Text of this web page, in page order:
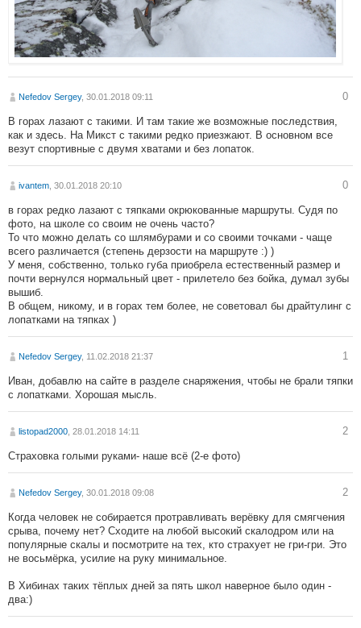
Nefedov Sergey, 30.01.2018 09:11 0
В горах лазают с такими. И там такие же возможные последствия,
как и здесь. На Микст с такими редко приезжают. В основном все
везут спортивные с двумя хватами и без лопаток.
ivantem , 30.01.2018 20:10 0
в горах редко лазают с тяпками окрюкованные маршруты. Судя по
фото, на школе со своим не очень часто?
То что можно делать со шлямбурами и со своими точками - чаще
всего различается (степень дерзости на маршруте :) )
У меня, собственно, только губа приобрела естественный размер и
почти вернулся нормальный цвет - прилетело без бойка, думал зубы
вышиб.
В общем, никому, и в горах тем более, не советовал бы драйтулинг с
лопатками на тяпках )
Nefedov Sergey, 11.02.2018 21:37 1
Иван, добавлю на сайте в разделе снаряжения, чтобы не брали тяпки
с лопатками. Хорошая мысль.
listopad2000 , 28.01.2018 14:11 2
Страховка голыми руками- наше всё (2-е фото)
Nefedov Sergey, 30.01.2018 09:08 2
Когда человек не собирается протравливать верёвку для смягчения
срыва, почему нет? Сходите на любой высокий скалодром или на
популярные скалы и посмотрите на тех, кто страхует не гри-гри. Это
не восьмёрка, усилие на руку минимальное.
В Хибинах таких тёплых дней за пять школ наверное было один -
два:)